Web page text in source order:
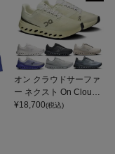
オン クラウドサーファ
ー ネクスト On Clouds
urfer Next
¥18,700(税込)